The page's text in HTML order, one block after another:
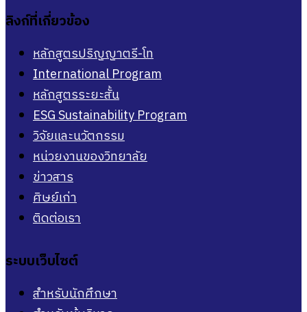
ลิงก์ที่เกี่ยวข้อง
หลักสูตรปริญญาตรี-โท
International Program
หลักสูตรระยะสั้น
ESG Sustainability Program
วิจัยและนวัตกรรม
หน่วยงานของวิทยาลัย
ข่าวสาร
ศิษย์เก่า
ติดต่อเรา
ระบบเว็บไซต์
สำหรับนักศึกษา